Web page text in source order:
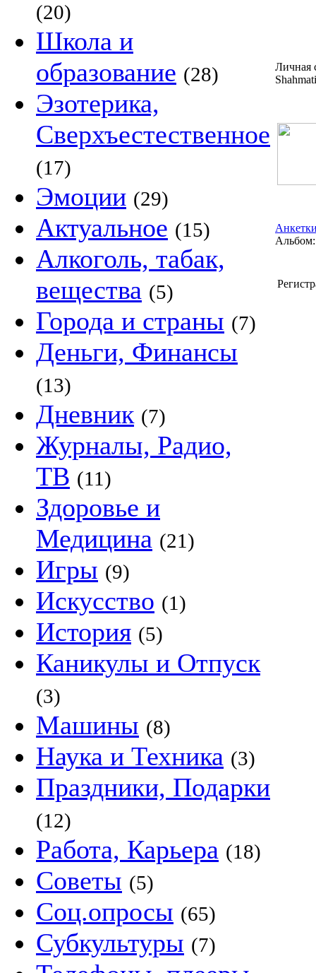
(20)
Школа и
образование (28)
Эзотерика,
Сверхъестественное
(17)
Эмоции (29)
Актуальное (15)
Алкоголь, табак,
вещества (5)
Города и страны (7)
Деньги, Финансы
(13)
Дневник (7)
Журналы, Радио,
ТВ (11)
Здоровье и
Медицина (21)
Игры (9)
Искусство (1)
История (5)
Каникулы и Отпуск
(3)
Машины (8)
Наука и Техника (3)
Праздники, Подарки
(12)
Работа, Карьера (18)
Советы (5)
Соц.опросы (65)
Субкультуры (7)
Личная